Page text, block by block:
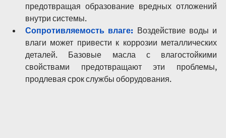
предотвращая образование вредных отложений
внутри системы.
Сопротивляемость влаге: Воздействие воды и
влаги может привести к коррозии металлических
деталей. Базовые масла с влагостойкими
свойствами предотвращают эти проблемы,
продлевая срок службы оборудования.